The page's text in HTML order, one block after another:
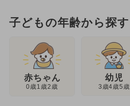
子どもの年齢から探す
赤ちゃん
0歳1歳2歳
幼児
3歳4歳5歳